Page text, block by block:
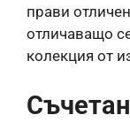
прави
отличаващо
колекция от